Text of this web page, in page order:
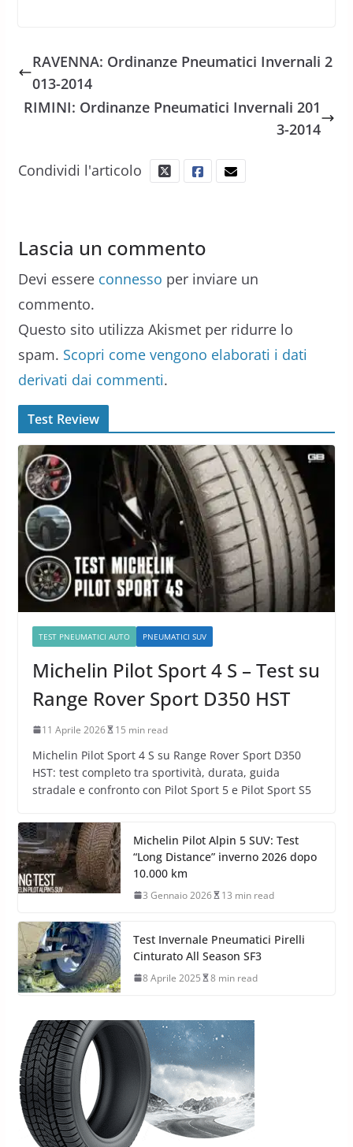
RAVENNA: Ordinanze Pneumatici Invernali 2
013-2014
RIMINI: Ordinanze Pneumatici Invernali 201
3-2014
Condividi l'articolo
Lascia un commento
Devi essere connesso per inviare un
commento.
Questo sito utilizza Akismet per ridurre lo
spam. Scopri come vengono elaborati i dati
derivati dai commenti.
Test Review
TEST PNEUMATICI AUTO PNEUMATICI SUV
Michelin Pilot Sport 4 S – Test su
Range Rover Sport D350 HST
11 Aprile 2026 15 min read
Michelin Pilot Sport 4 S su Range Rover Sport D350
HST: test completo tra sportività, durata, guida
stradale e confronto con Pilot Sport 5 e Pilot Sport S5
Michelin Pilot Alpin 5 SUV: Test
“Long Distance” inverno 2026 dopo
10.000 km
3 Gennaio 2026 13 min read
Test Invernale Pneumatici Pirelli
Cinturato All Season SF3
8 Aprile 2025 8 min read